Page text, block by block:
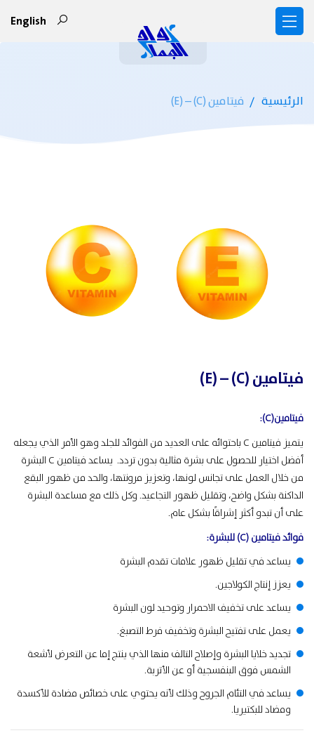
English
الرئيسية فيتامين (C) – (E)
فيتامين (C) – (E)
فيتامين(C):
يتميز فيتامين C باحتوائه على العديد من الفوائد للجلد وهو الأمر الذي يجعله
أفضل اختيار للحصول على بشرة مثالية بدون تردد. يساعد فيتامين C البشرة
من خلال العمل على تجانس لونها، وتعزيز مرونتها، والحد من ظهور البقع
الداكنة بشكل واضح، وتقليل ظهور التجاعيد. وكل ذلك مع مساعدة البشرة
على أن تبدو أكثر إشراقًا بشكل عام.
فوائد فيتامين (C) للبشرة:
يساعد في تقليل ظهور علامات تقدم البشرة
يعزز إنتاج الكولاجين.
يساعد على تخفيف الاحمرار وتوحيد لون البشرة
يعمل على تفتيح البشرة وتخفيف فرط التصبغ.
تجديد خلايا البشرة وإصلاح التالف منها الذي ينتج إما عن التعرض لأشعة
الشمس فوق البنفسجية أو عن الأتربة.
يساعد في التئام الجروح وذلك لأنه يحتوي على خصائص مضادة للأكسدة
ومضاد للبكتيريا.